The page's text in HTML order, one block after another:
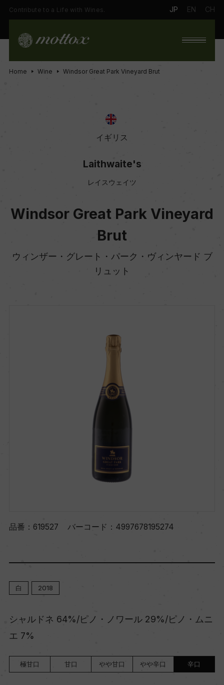
Contribute to a Life with Wines. JP EN CH
Home Wine Windsor Great Park Vineyard Brut
イギリス
Laithwaite's
レイスウェイツ
Windsor Great Park Vineyard
Brut
ウィンザー・グレート・パーク・ヴィンヤード ブ
リュット
品番： 619527 バーコード： 4997678195274
白 2018
シャルドネ 64%/ピノ・ノワール 29%/ピノ・ムニ
エ 7%
極甘口 甘口 やや甘口 やや辛口 辛口